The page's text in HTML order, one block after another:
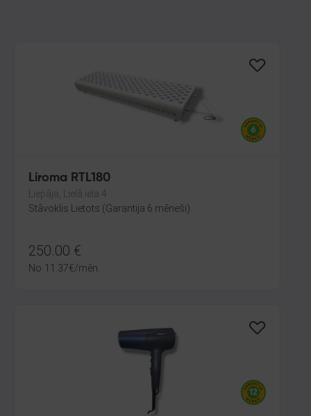
Liroma RTL180
Liepāja, Lielā iela 4
Stāvoklis Lietots (Garantija 6 mēneši)
250.00 €
No 11.37€/mēn.